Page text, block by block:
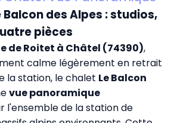
Balcon des Alpes : studios,
pièces
de Roitet à Châtel (74390),
calme légèrement en retrait
la station, le chalet Le Balcon
vue panoramique
l'ensemble de la station de